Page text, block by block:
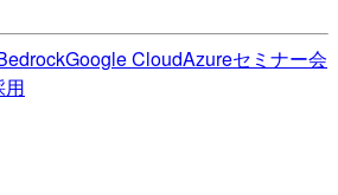
Google CloudAzureセミナー会
用